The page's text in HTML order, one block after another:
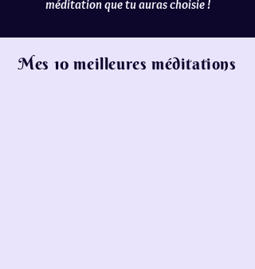
méditation que tu auras choisie !
Mes 10 meilleures méditations